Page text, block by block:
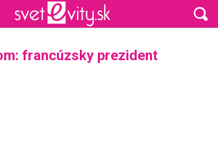
francúzsky prezident